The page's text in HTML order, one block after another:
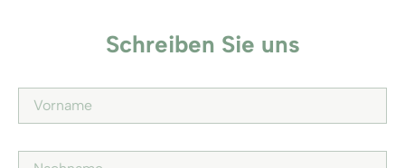
Schreiben Sie uns